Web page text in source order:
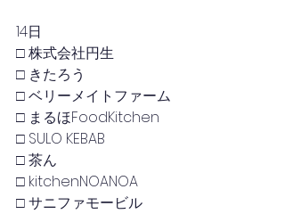
14日
□ 株式会社円生
□ きたろう
□ ベリーメイトファーム
□ まるほFoodKitchen
□ SULO KEBAB
□ 茶ん
□ kitchenNOANOA
□ サニファモービル